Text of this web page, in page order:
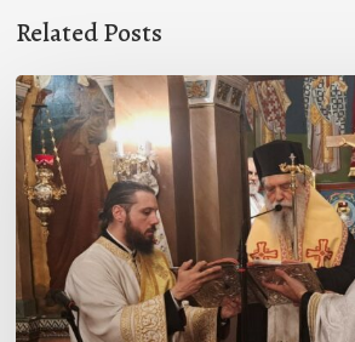
Related Posts
Ιερά
Παράκληση
στον
Ι.Ν.
Κοιμήσεως
της
Θεοτόκου